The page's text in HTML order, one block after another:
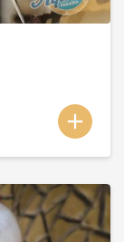
add